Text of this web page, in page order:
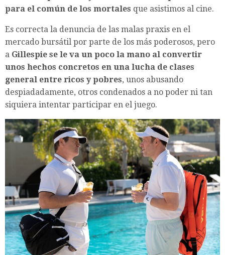
para el común de los mortales que asistimos al cine.
Es correcta la denuncia de las malas praxis en el
mercado bursátil por parte de los más poderosos, pero
a Gillespie se le va un poco la mano al convertir
unos hechos concretos en una lucha de clases
general entre ricos y pobres, unos abusando
despiadadamente, otros condenados a no poder ni tan
siquiera intentar participar en el juego.